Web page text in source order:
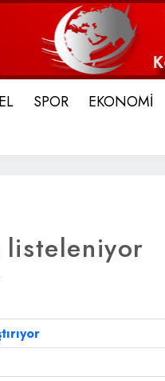
SPOR EKONOMİ